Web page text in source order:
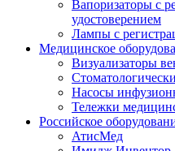
Вапоризаторы с
удостоверением
Лампы с
Медицинское
Визуализаторы
Насосы
Тележки
Российское
АтисМед